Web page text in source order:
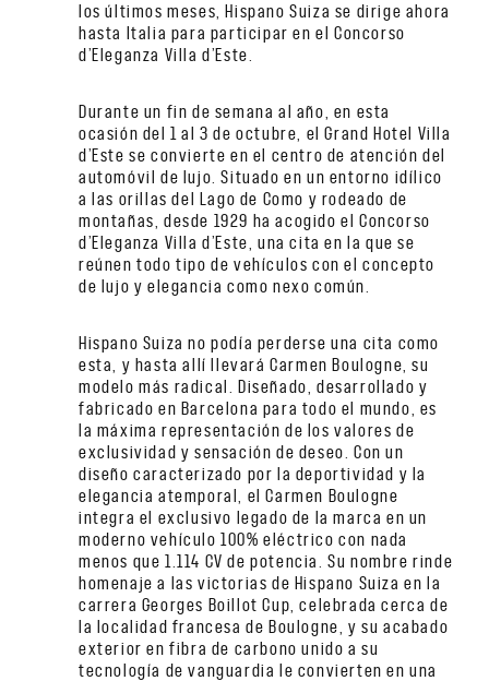
los últimos meses, Hispano Suiza se dirige ahora
hasta Italia para participar en el Concorso
d’Eleganza Villa d’Este.
Durante un fin de semana al año, en esta
ocasión del 1 al 3 de octubre, el Grand Hotel Villa
d’Este se convierte en el centro de atención del
automóvil de lujo. Situado en un entorno idílico
a las orillas del Lago de Como y rodeado de
montañas, desde 1929 ha acogido el Concorso
d’Eleganza Villa d’Este, una cita en la que se
reúnen todo tipo de vehículos con el concepto
de lujo y elegancia como nexo común.
Hispano Suiza no podía perderse una cita como
esta, y hasta allí llevará Carmen Boulogne, su
modelo más radical. Diseñado, desarrollado y
fabricado en Barcelona para todo el mundo, es
la máxima representación de los valores de
exclusividad y sensación de deseo. Con un
diseño caracterizado por la deportividad y la
elegancia atemporal, el Carmen Boulogne
integra el exclusivo legado de la marca en un
moderno vehículo 100% eléctrico con nada
menos que 1.114 CV de potencia. Su nombre rinde
homenaje a las victorias de Hispano Suiza en la
carrera Georges Boillot Cup, celebrada cerca de
la localidad francesa de Boulogne, y su acabado
exterior en fibra de carbono unido a su
tecnología de vanguardia le convierten en una